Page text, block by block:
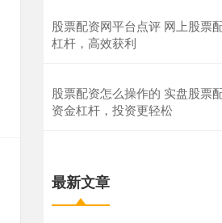
股票配资网平台点评 网上股票
杠杆，高效获利
股票配资怎么操作的 实盘股票
资金杠杆，投资更轻松
最新文章